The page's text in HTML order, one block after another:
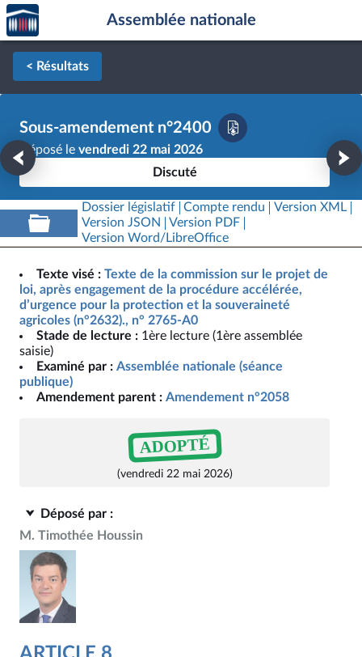
Aller au contenu
Aller en bas de la page
Accèder
à la
page
d'accueil
Assemblée nationale
< Résultats
Sous-amendement n°2400
Déposé le vendredi 22 mai 2026
Discuté
Dossier législatif Compte rendu
Version XML
Version JSON
Version PDF
Version Word/LibreOffice
Texte visé : Texte de la commission sur le projet de
loi, après engagement de la procédure accélérée,
d’urgence pour la protection et la souveraineté
agricoles (n°2632)., n° 2765-A0
Stade de lecture : 1ère lecture (1ère assemblée
saisie)
Examiné par : Assemblée nationale (séance
publique)
Amendement parent : Amendement n°2058
ADOPTÉ
(vendredi 22 mai 2026)
Déposé par :
M. Timothée Houssin